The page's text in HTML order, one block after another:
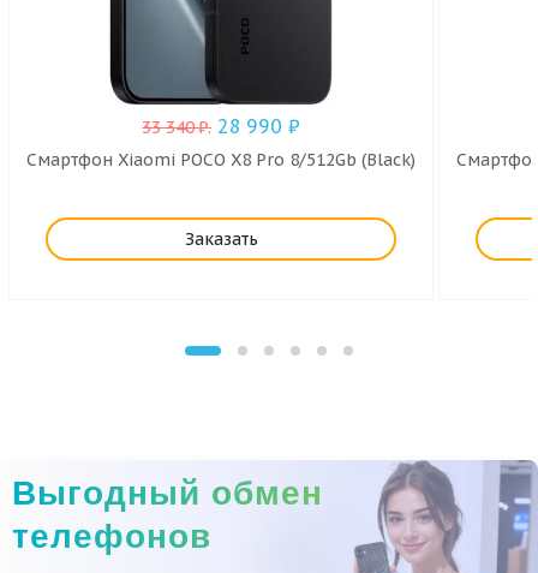
33 340₽. 28 990 ₽
Смартфон Xiaomi POCO X8 Pro 8/512Gb (Black)
Заказать
Выгодный обмен
телефонов